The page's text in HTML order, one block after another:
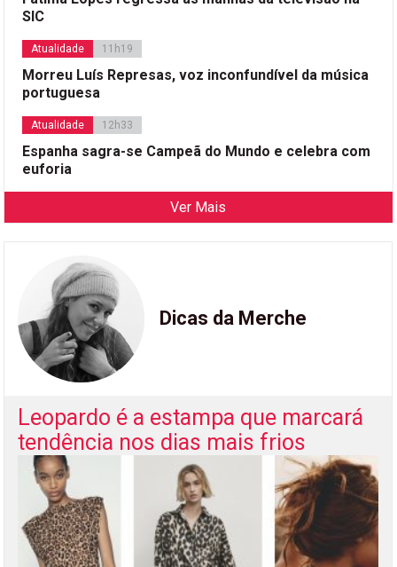
SIC
Atualidade 11h19
Morreu Luís Represas, voz inconfundível da música
portuguesa
Atualidade 12h33
Espanha sagra-se Campeã do Mundo e celebra com
euforia
Ver Mais
Dicas da Merche
Leopardo é a estampa que marcará
tendência nos dias mais frios